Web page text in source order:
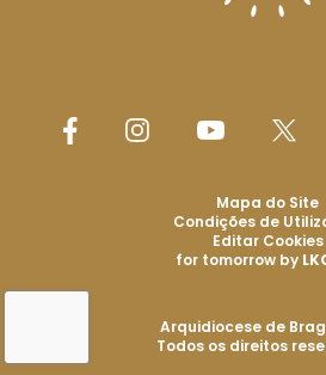
Arquidiocese de
Todos os direitos
Mapa do Site
Condições de
Editar Cookies
for tomorrow by